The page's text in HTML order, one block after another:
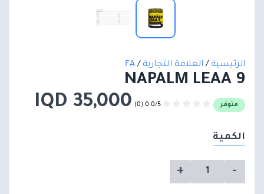
الرئيسية/العلامة التجارية/
FA
NAPALM LEAA 9
متوفر 35,000 IQD
الكمية
-
+